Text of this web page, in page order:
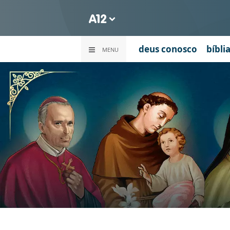
MENU deus conosco